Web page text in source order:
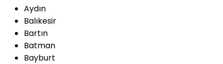
Aydın
Balıkesir
Bartın
Batman
Bayburt